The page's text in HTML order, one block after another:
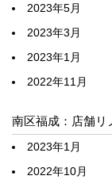
2023年5月
2023年3月
2023年1月
2022年11月
南区福成：店舗リ
2023年1月
2022年10月